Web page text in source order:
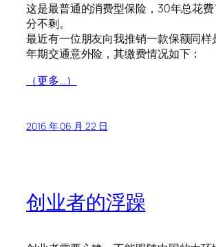
这是最普通的消费型保险，30年总花费
分不剩。
最近有一位朋友向我推销一款保额同
年期交通意外险，其缴费情况如下：
（更多…）
2016 年 06 月 22 日
创业者的浮躁